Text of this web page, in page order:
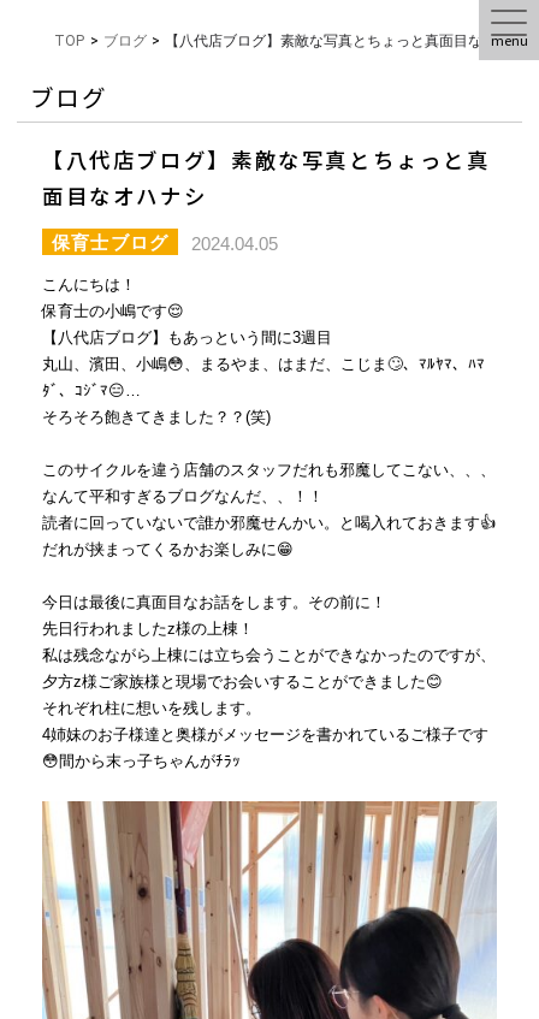
menu
TOP > ブログ > 【八代店ブログ】素敵な写真とちょっと真面目なオハナシ
ブログ
【八代店ブログ】素敵な写真とちょっと真
面目なオハナシ
保育士ブログ 2024.04.05
こんにちは！
保育士の小嶋です😌
【八代店ブログ】もあっという間に3週目
丸山、濱田、小嶋😳、まるやま、はまだ、こじま🙄、ﾏﾙﾔﾏ、ﾊﾏ
ﾀﾞ、ｺｼﾞﾏ😑…
そろそろ飽きてきました？？(笑)
このサイクルを違う店舗のスタッフだれも邪魔してこない、、、
なんて平和すぎるブログなんだ、、！！
読者に回っていないで誰か邪魔せんかい。と喝入れておきます👍
だれが挟まってくるかお楽しみに😁
今日は最後に真面目なお話をします。その前に！
先日行われましたz様の上棟！
私は残念ながら上棟には立ち会うことができなかったのですが、
夕方z様ご家族様と現場でお会いすることができました😊
それぞれ柱に想いを残します。
4姉妹のお子様達と奥様がメッセージを書かれているご様子です
😳間から末っ子ちゃんがﾁﾗｯ